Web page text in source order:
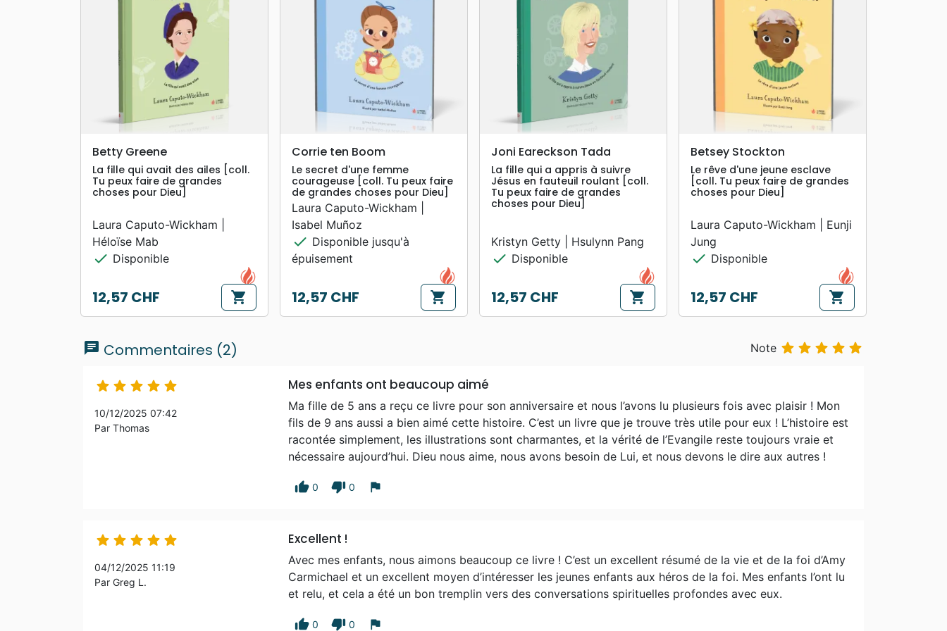
search
Betty Greene
La fille qui avait des ailes [coll.
Tu peux faire de grandes
choses pour Dieu]
Laura Caputo-Wickham |
Héloïse Mab
check Disponible
Prix
12,57 CHF shopping_cart
search APERÇU RAPIDE
Corrie ten Boom
Le secret d'une femme
courageuse [coll. Tu peux faire
de grandes choses pour Dieu]
Laura Caputo-Wickham |
Isabel Muñoz
check Disponible jusqu'à
épuisement
Prix
12,57 CHF shopping_cart
search APERÇU RAPIDE
Joni Eareckson Tada
La fille qui a appris à suivre
Jésus en fauteuil roulant [coll.
Tu peux faire de grandes
choses pour Dieu]
Kristyn Getty | Hsulynn Pang
check Disponible
Prix
12,57 CHF shopping_cart
searchAPERÇU RAPIDE
Betsey Stockton
Le rêve d'une jeune esclave
[coll. Tu peux faire de grandes
choses pour Dieu]
Laura Caputo-Wickham | Eunji
Jung
check Disponible
Prix
12,57 CHF shopping_cart
chat Commentaires (2) Note     
    
10/12/2025 07:42
Par Thomas
Mes enfants ont beaucoup aimé
Ma fille de 5 ans a reçu ce livre pour son anniversaire et nous l’avons lu plusieurs fois avec plaisir ! Mon
fils de 9 ans aussi a bien aimé cette histoire. C’est un livre que je trouve très utile pour eux ! L’histoire est
racontée simplement, les illustrations sont charmantes, et la vérité de l’Evangile reste toujours vraie et
nécessaire aujourd’hui. Dieu nous aime, nous avons besoin de Lui, et nous devons le dire aux autres !
thumb_up 0 thumb_down 0 flag
    
04/12/2025 11:19
Par Greg L.
Excellent !
Avec mes enfants, nous aimons beaucoup ce livre ! C’est un excellent résumé de la vie et de la foi d’Amy
Carmichael et un excellent moyen d’intéresser les jeunes enfants aux héros de la foi. Mes enfants l’ont lu
et relu, et cela a été un bon tremplin vers des conversations spirituelles profondes avec eux.
thumb_up 0 thumb_down 0 flag